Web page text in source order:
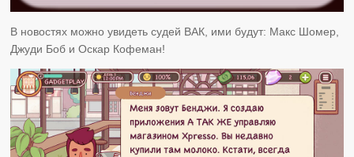
В новостях можно увидеть судей ВАК, ими будут: Макс Шомер,
Джуди Боб и Оскар Кофеман!